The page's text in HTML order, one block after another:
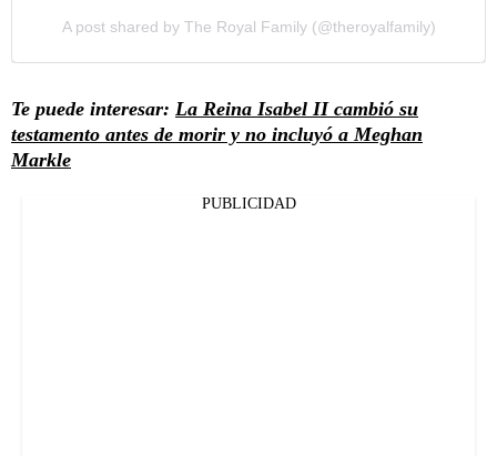
A post shared by The Royal Family (@theroyalfamily)
Te puede interesar: La Reina Isabel II cambió su
testamento antes de morir y no incluyó a Meghan
Markle
PUBLICIDAD